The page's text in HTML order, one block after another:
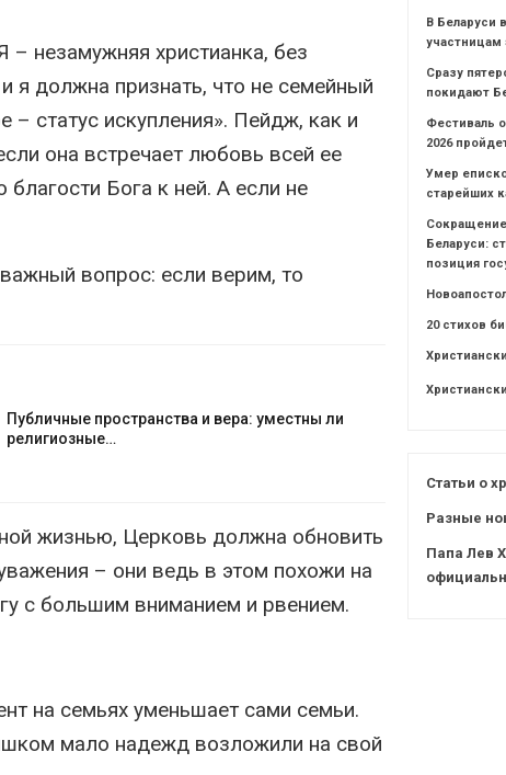
незамужняя христианка, без
я должна признать, что не семейный
– статус искупления». Пейдж, как и
она встречает любовь всей ее
Бога к ней. А если не
вопрос: если верим, то
Публичные пространства и вера: уместны ли
религиозные…
жизнью, Церковь должна обновить
– они ведь в этом похожи на
с большим вниманием и рвением.
на семьях уменьшает сами семьи.
мало надежд возложили на свой
В Беларуси
участницам
Сразу
покидают
Фестиваль
2026
Умер
старейших
Беларуси:
позиция
20 стихов
Статьи о
Разные
Папа Лев